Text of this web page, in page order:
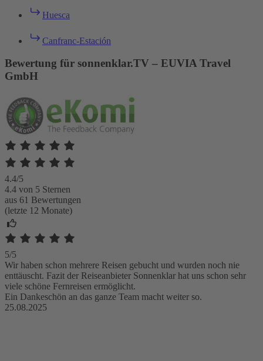
Huesca
Canfranc-Estación
Bewertung für sonnenklar.TV – EUVIA Travel
GmbH
4.4/5
4.4 von 5 Sternen
aus 61 Bewertungen
(letzte 12 Monate)
5/5
Wir haben schon mehrere Reisen gebucht und wurden noch nie
enttäuscht. Fazit der Reiseanbieter Sonnenklar hat uns schon sehr
viele schöne Fernreisen ermöglicht.
Ein Dankeschön an das ganze Team macht weiter so.
25.08.2025